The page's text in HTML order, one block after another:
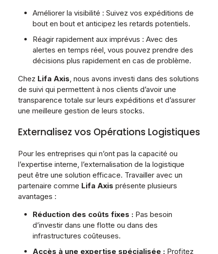
Améliorer la visibilité : Suivez vos expéditions de
bout en bout et anticipez les retards potentiels.
Réagir rapidement aux imprévus : Avec des
alertes en temps réel, vous pouvez prendre des
décisions plus rapidement en cas de problème.
Chez Lifa Axis, nous avons investi dans des solutions
de suivi qui permettent à nos clients d’avoir une
transparence totale sur leurs expéditions et d’assurer
une meilleure gestion de leurs stocks.
Externalisez vos Opérations Logistiques
Pour les entreprises qui n’ont pas la capacité ou
l’expertise interne, l’externalisation de la logistique
peut être une solution efficace. Travailler avec un
partenaire comme Lifa Axis présente plusieurs
avantages :
Réduction des coûts fixes :Pas besoin
d’investir dans une flotte ou dans des
infrastructures coûteuses.
Accès à une expertise spécialisée :Profitez